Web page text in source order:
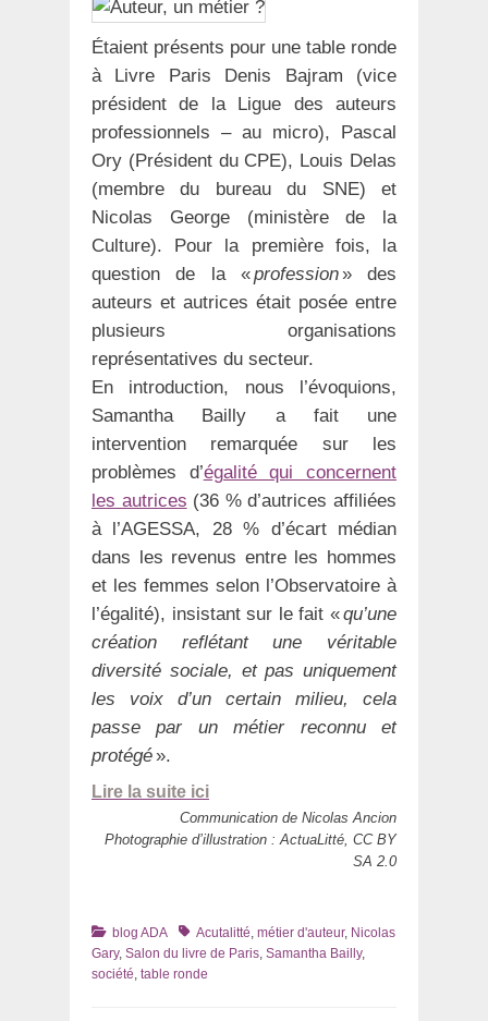
Étaient présents pour une table ronde
à Livre Paris Denis Bajram (vice
président de la Ligue des auteurs
professionnels – au micro), Pascal
Ory (Président du CPE), Louis Delas
(membre du bureau du SNE) et
Nicolas George (ministère de la
Culture). Pour la première fois, la
question de la «profession» des
auteurs et autrices était posée entre
plusieurs organisations
représentatives du secteur.
En introduction, nous l’évoquions,
Samantha Bailly a fait une
intervention remarquée sur les
problèmes d’égalité qui concernent
les autrices (36 % d’autrices affiliées
à l’AGESSA, 28 % d’écart médian
dans les revenus entre les hommes
et les femmes selon l’Observatoire à
l’égalité), insistant sur le fait «qu’une
création reflétant une véritable
diversité sociale, et pas uniquement
les voix d’un certain milieu, cela
passe par un métier reconnu et
protégé».
Lire la suite ici
Communication de Nicolas Ancion
Photographie d’illustration : ActuaLitté, CC BY
SA 2.0
Catégories
blog ADA TagsAcutalitté, métier d'auteur, Nicolas
Gary, Salon du livre de Paris, Samantha Bailly,
société, table ronde